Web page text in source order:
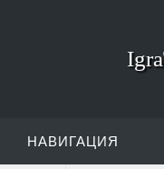
НАВИГАЦИЯ